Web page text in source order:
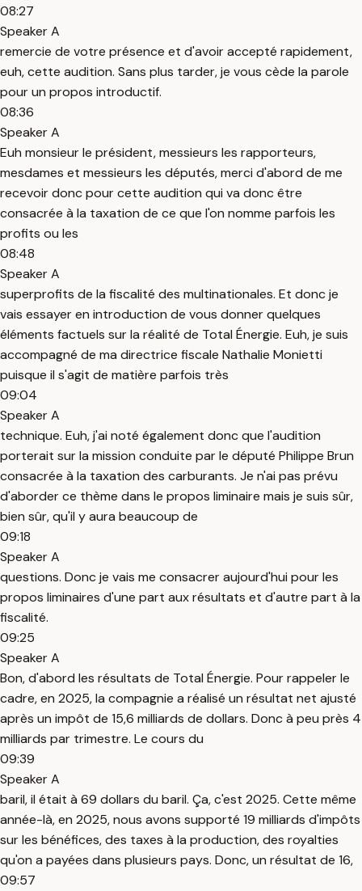
08:27
Speaker A
remercie de votre présence et d'avoir accepté rapidement,
euh, cette audition. Sans plus tarder, je vous cède la parole
pour un propos introductif.
08:36
Speaker A
Euh monsieur le président, messieurs les rapporteurs,
mesdames et messieurs les députés, merci d'abord de me
recevoir donc pour cette audition qui va donc être
consacrée à la taxation de ce que l'on nomme parfois les
profits ou les
08:48
Speaker A
superprofits de la fiscalité des multinationales. Et donc je
vais essayer en introduction de vous donner quelques
éléments factuels sur la réalité de Total Énergie. Euh, je suis
accompagné de ma directrice fiscale Nathalie Monietti
puisque il s'agit de matière parfois très
09:04
Speaker A
technique. Euh, j'ai noté également donc que l'audition
porterait sur la mission conduite par le député Philippe Brun
consacrée à la taxation des carburants. Je n'ai pas prévu
d'aborder ce thème dans le propos liminaire mais je suis sûr,
bien sûr, qu'il y aura beaucoup de
09:18
Speaker A
questions. Donc je vais me consacrer aujourd'hui pour les
propos liminaires d'une part aux résultats et d'autre part à la
fiscalité.
09:25
Speaker A
Bon, d'abord les résultats de Total Énergie. Pour rappeler le
cadre, en 2025, la compagnie a réalisé un résultat net ajusté
après un impôt de 15,6 milliards de dollars. Donc à peu près 4
milliards par trimestre. Le cours du
09:39
Speaker A
baril, il était à 69 dollars du baril. Ça, c'est 2025. Cette même
année-là, en 2025, nous avons supporté 19 milliards d'impôts
sur les bénéfices, des taxes à la production, des royalties
qu'on a payées dans plusieurs pays. Donc, un résultat de 16,
09:57